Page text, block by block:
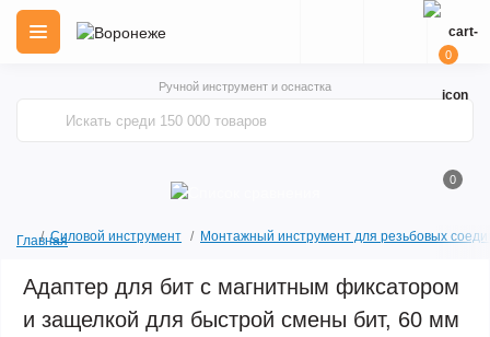
Ручной инструмент и оснастка
0
0
ГлавнаяСиловой инструмент Монтажный инструмент для резьбовых
Адаптер для бит с магнитным фиксатором
и защелкой для быстрой смены бит, 60 мм